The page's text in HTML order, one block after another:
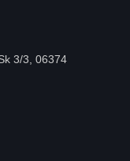
3/3, 06374